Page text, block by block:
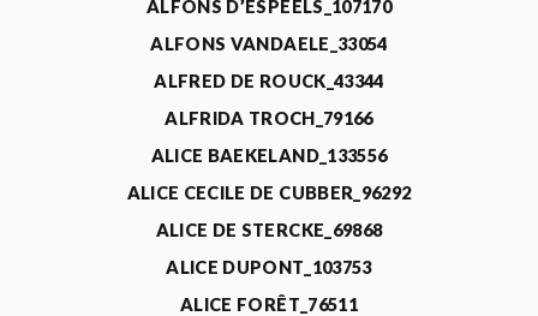
ALFONS D’ESPEELS_107170
ALFONS VANDAELE_33054
ALFRED DE ROUCK_43344
ALFRIDA TROCH_79166
ALICE BAEKELAND_133556
ALICE CECILE DE CUBBER_96292
ALICE DE STERCKE_69868
ALICE DUPONT_103753
ALICE FORÊT_76511